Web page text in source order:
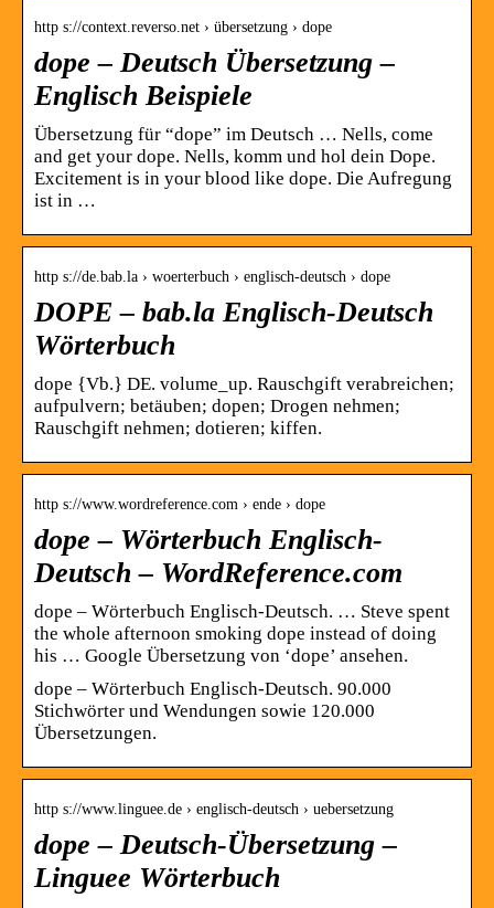
http s://context.reverso.net › übersetzung › dope
dope – Deutsch Übersetzung –
Englisch Beispiele
Übersetzung für “dope” im Deutsch … Nells, come
and get your dope. Nells, komm und hol dein Dope.
Excitement is in your blood like dope. Die Aufregung
ist in …
http s://de.bab.la › woerterbuch › englisch-deutsch › dope
DOPE – bab.la Englisch-Deutsch
Wörterbuch
dope {Vb.} DE. volume_up. Rauschgift verabreichen;
aufpulvern; betäuben; dopen; Drogen nehmen;
Rauschgift nehmen; dotieren; kiffen.
http s://www.wordreference.com › ende › dope
dope – Wörterbuch Englisch-
Deutsch – WordReference.com
dope – Wörterbuch Englisch-Deutsch. … Steve spent
the whole afternoon smoking dope instead of doing
his … Google Übersetzung von ‘dope’ ansehen.
dope – Wörterbuch Englisch-Deutsch. 90.000
Stichwörter und Wendungen sowie 120.000
Übersetzungen.
http s://www.linguee.de › englisch-deutsch › uebersetzung
dope – Deutsch-Übersetzung –
Linguee Wörterbuch